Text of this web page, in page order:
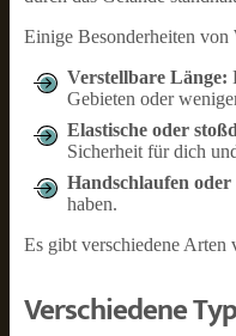
Einige Besonderheiten von
Verstellbare Länge:
Gebieten oder
Elastische oder
Sicherheit für dich
Handschlaufen
haben.
Es gibt verschiedene Arten
Verschiedene